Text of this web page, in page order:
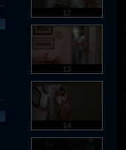
12
13
14